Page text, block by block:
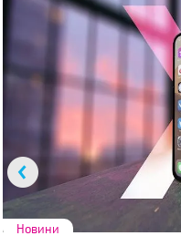
Новини